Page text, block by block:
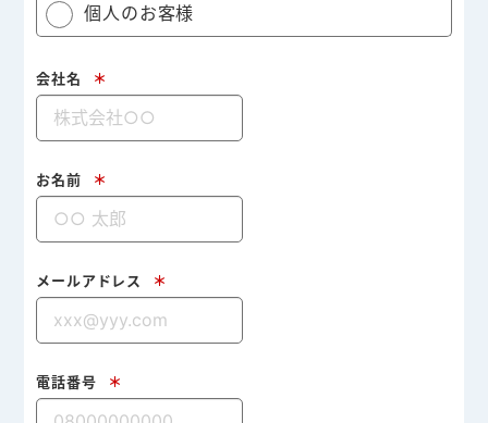
個人のお客様
会社名 ＊
お名前 ＊
メールアドレス ＊
電話番号 ＊